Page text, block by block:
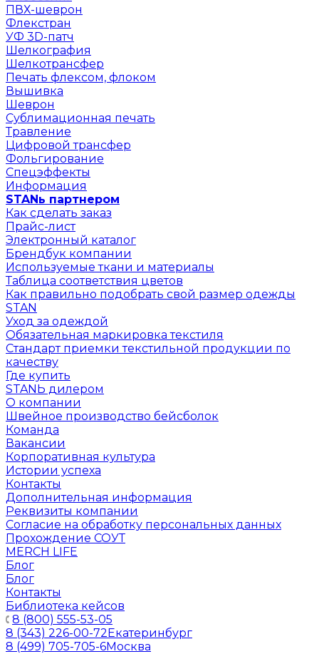
ПВХ-шеврон
Флекстран
УФ 3D-патч
Шелкография
Шелкотрансфер
Печать флексом, флоком
Вышивка
Шеврон
Сублимационная печать
Травление
Цифровой трансфер
Фольгирование
Спецэффекты
Информация
STANь партнером
Как сделать заказ
Прайс-лист
Электронный каталог
Брендбук компании
Используемые ткани и материалы
Таблица соответствия цветов
Как правильно подобрать свой размер одежды
STAN
Уход за одеждой
Обязательная маркировка текстиля
Стандарт приемки текстильной продукции по
качеству
Где купить
STANЬ дилером
О компании
Швейное производство бейсболок
Команда
Вакансии
Корпоративная культура
Истории успеха
Контакты
Дополнительная информация
Реквизиты компании
Согласие на обработку персональных данных
Прохождение СОУТ
MERCH LIFE
Блог
Блог
Контакты
Библиотека кейсов
8 (800) 555-53-05
8 (343) 226-00-72Екатеринбург
8 (499) 705-705-6Москва